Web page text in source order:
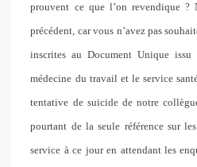
prouvent ce que l’on revendique ?
précédent, car vous n’avez pas
inscrites au Document Unique
médecine du travail et le service
tentative de suicide de notre
pourtant de la seule référence sur
service à ce jour en attendant les